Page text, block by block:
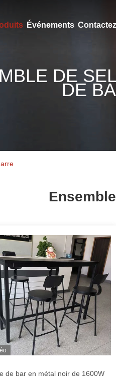
Événements
DE
DE
de bar en métal noir de 1600W